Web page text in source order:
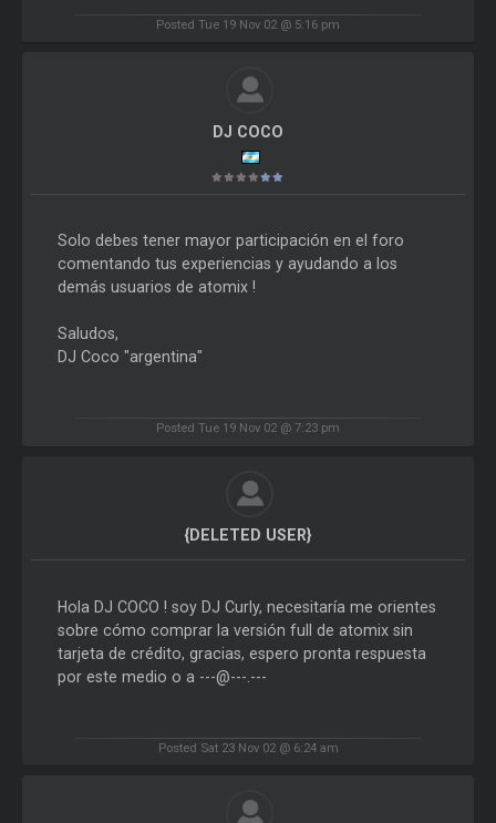
Posted Tue 19 Nov 02 @ 5:16 pm
DJ COCO
Solo debes tener mayor participación en el foro
comentando tus experiencias y ayudando a los
demás usuarios de atomix !
Saludos,
DJ Coco "argentina"
Posted Tue 19 Nov 02 @ 7:23 pm
{DELETED USER}
Hola DJ COCO ! soy DJ Curly, necesitaría me orientes
sobre cómo comprar la versión full de atomix sin
tarjeta de crédito, gracias, espero pronta respuesta
por este medio o a ---@---.---
Posted Sat 23 Nov 02 @ 6:24 am